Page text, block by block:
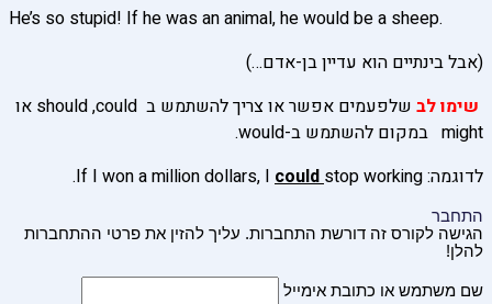
He’s so stupid! If he was an animal, he would be a sheep.
(אבל בינתיים הוא עדיין בן-אדם…)
שימו לב
שלפעמים אפשר או צריך להשתמש ב should ,could או
might במקום להשתמש ב-would.
לדוגמה: If I won a million dollars, I
couldstop working.
התחבר
הגישה לקורס זה דורשת התחברות. עליך להזין את פרטי ההתחברות
להלן!
שם משתמש או כתובת אימייל